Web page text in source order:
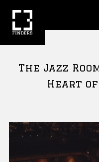
The Jazz
Heart of